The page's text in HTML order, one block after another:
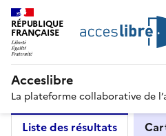
RÉPUBLIQUE
FRANÇAISE
Acceslibre
La plateforme collaborative de
Liste des résultats